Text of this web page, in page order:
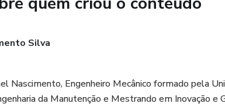
Silva
Nascimento, Engenheiro Mecânico formado pela
da Manutenção e Mestrando em Inovação